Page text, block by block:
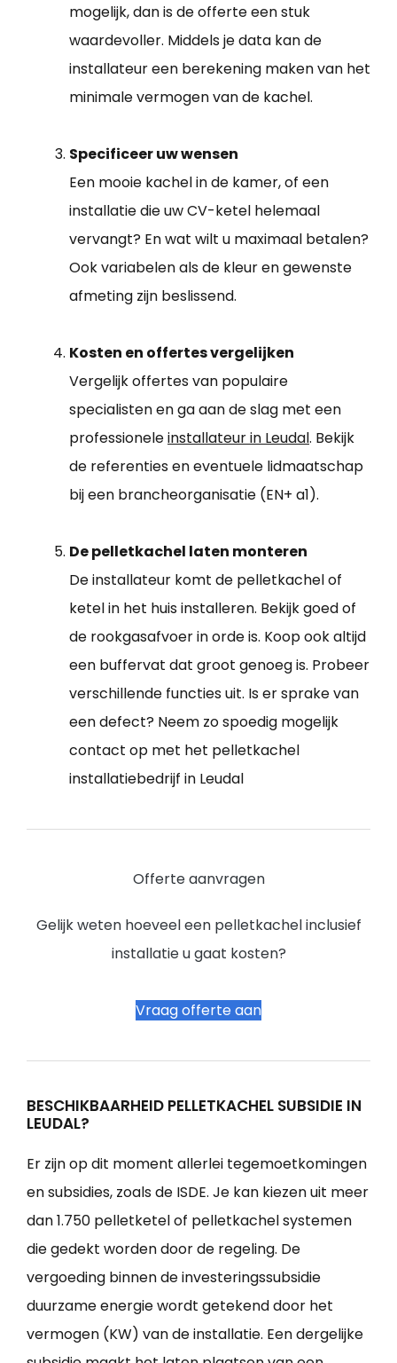
mogelijk, dan is de offerte een stuk
waardevoller. Middels je data kan de
installateur een berekening maken van het
minimale vermogen van de kachel.
Specificeer uw wensen
Een mooie kachel in de kamer, of een
installatie die uw CV-ketel helemaal
vervangt? En wat wilt u maximaal betalen?
Ook variabelen als de kleur en gewenste
afmeting zijn beslissend.
Kosten en offertes vergelijken
Vergelijk offertes van populaire
specialisten en ga aan de slag met een
professioneleinstallateur in Leudal. Bekijk
de referenties en eventuele lidmaatschap
bij een brancheorganisatie (EN+ a1).
De pelletkachel laten monteren
De installateur komt de pelletkachel of
ketel in het huis installeren. Bekijk goed of
de rookgasafvoer in orde is. Koop ook altijd
een buffervat dat groot genoeg is. Probeer
verschillende functies uit. Is er sprake van
een defect? Neem zo spoedig mogelijk
contact op met het pelletkachel
installatiebedrijf in Leudal
Offerte aanvragen
Gelijk weten hoeveel een pelletkachel inclusief
installatie u gaat kosten?
Vraag offerte aan
BESCHIKBAARHEID PELLETKACHEL SUBSIDIE IN
LEUDAL?
Er zijn op dit moment allerlei tegemoetkomingen
en subsidies, zoals de ISDE. Je kan kiezen uit meer
dan 1.750 pelletketel of pelletkachel systemen
die gedekt worden door de regeling. De
vergoeding binnen de investeringssubsidie
duurzame energie wordt getekend door het
vermogen (KW) van de installatie. Een dergelijke